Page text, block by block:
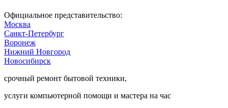
Официальное представительство:
Москва
Санкт-Петербург
Воронеж
Нижний Новгород
Новосибирск
срочный ремонт бытовой техники,
услуги компьютерной помощи и мастера на час